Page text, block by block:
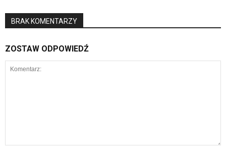
BRAK KOMENTARZY
ZOSTAW ODPOWIEDŹ